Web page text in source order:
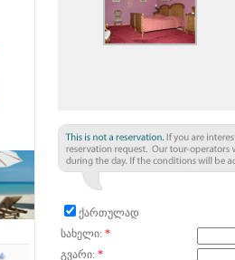
ქართულად
სახელი: *
გვარი: *